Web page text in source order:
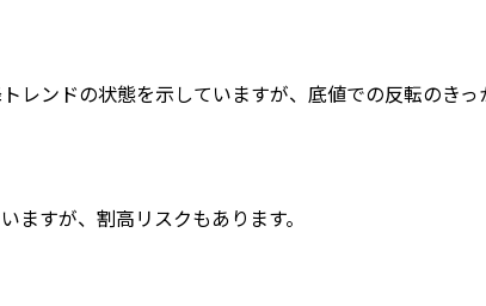
ンドの状態を示していますが、底値での反転のきっ
すが、割高リスクもあります。